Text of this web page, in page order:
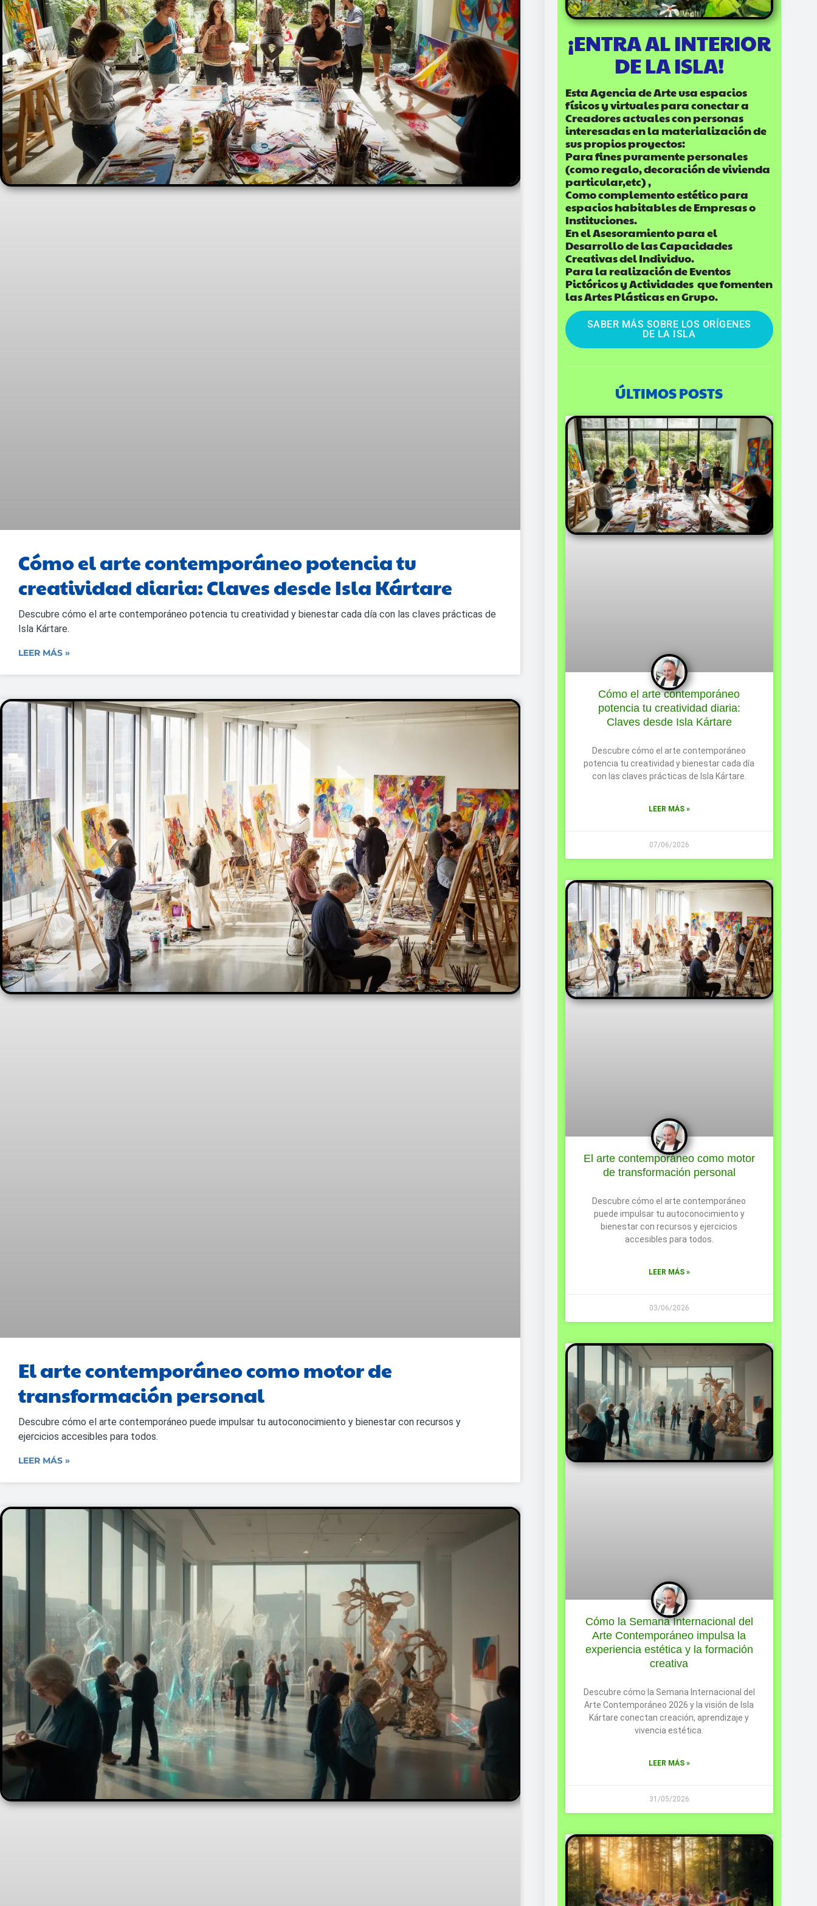
Cómo el arte contemporáneo potencia tu
creatividad diaria: Claves desde Isla Kártare
Descubre cómo el arte contemporáneo potencia tu creatividad y bienestar cada día con las claves prácticas de
Isla Kártare.
LEER MÁS »
El arte contemporáneo como motor de
transformación personal
Descubre cómo el arte contemporáneo puede impulsar tu autoconocimiento y bienestar con recursos y
ejercicios accesibles para todos.
LEER MÁS »
¡ENTRA AL INTERIOR
DE LA ISLA!
Esta Agencia de Arte usa espacios
físicos y virtuales para conectar a
Creadores actuales con personas
interesadas en la materialización de
sus propios proyectos:
Para fines puramente personales
(como regalo, decoración de vivienda
particular,etc) ,
Como complemento estético para
espacios habitables de Empresas o
Instituciones.
En el Asesoramiento para el
Desarrollo de las Capacidades
Creativas del Individuo.
Para la realización de Eventos
Pictóricos y Actividades que fomenten
las Artes Plásticas en Grupo.
SABER MÁS SOBRE LOS ORÍGENES
DE LA ISLA
ÚLTIMOS POSTS
Cómo el arte contemporáneo
potencia tu creatividad diaria:
Claves desde Isla Kártare
Descubre cómo el arte contemporáneo
potencia tu creatividad y bienestar cada día
con las claves prácticas de Isla Kártare.
LEER MÁS »
07/06/2026
El arte contemporáneo como motor
de transformación personal
Descubre cómo el arte contemporáneo
puede impulsar tu autoconocimiento y
bienestar con recursos y ejercicios
accesibles para todos.
LEER MÁS »
03/06/2026
Cómo la Semana Internacional del
Arte Contemporáneo impulsa la
experiencia estética y la formación
creativa
Descubre cómo la Semana Internacional del
Arte Contemporáneo 2026 y la visión de Isla
Kártare conectan creación, aprendizaje y
vivencia estética.
LEER MÁS »
31/05/2026
PagePage